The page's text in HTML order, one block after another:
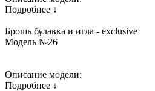
Подробнее ↓
Брошь булавка и игла - exclusive
Модель №26
Описание модели:
Подробнее ↓